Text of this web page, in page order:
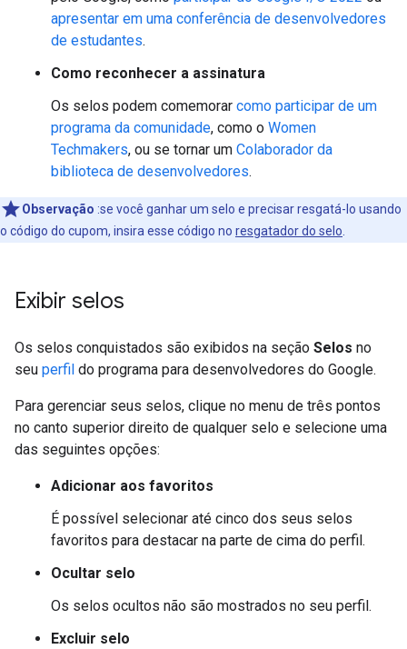
apresentar em uma conferência de desenvolvedores
de estudantes.
Como reconhecer a assinatura
Os selos podem comemorar como participar de um
programa da comunidade, como o Women
Techmakers, ou se tornar um Colaborador da
biblioteca de desenvolvedores.
Observação :se você ganhar um selo e precisar resgatá-lo usando
o código do cupom, insira esse código no resgatador do selo
Exibir selos
Os selos conquistados são exibidos na seção Selos no
seu perfil do programa para desenvolvedores do Google.
Para gerenciar seus selos, clique no menu de três pontos
no canto superior direito de qualquer selo e selecione uma
das seguintes opções:
Adicionar aos favoritos
É possível selecionar até cinco dos seus selos
favoritos para destacar na parte de cima do perfil.
Ocultar selo
Os selos ocultos não são mostrados no seu perfil.
Excluir selo